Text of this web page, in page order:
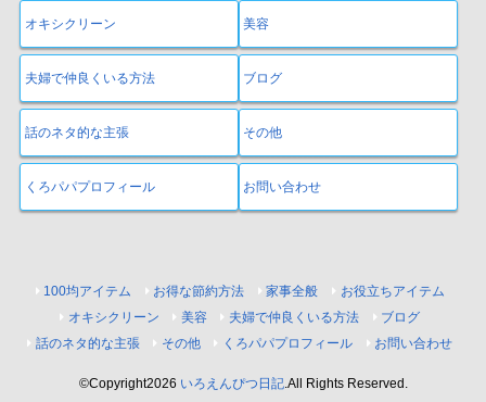
オキシクリーン 美容
夫婦で仲良くいる方法 ブログ
話のネタ的な主張 その他
くろパパプロフィール お問い合わせ
100均アイテム お得な節約方法 家事全般
お役立ちアイテム
オキシクリーン
美容 夫婦で仲良くいる方法
ブログ
話のネタ的な主張
その他 くろパパプロフィール お問い合わせ
©Copyright2026 いろえんぴつ日記.All Rights Reserved.